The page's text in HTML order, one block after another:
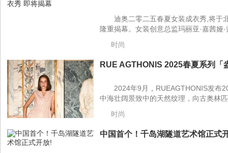
迪奥二零二五春夏女装成衣秀,将于
隆重揭幕。女装创意总监玛丽亚·嘉茜娅
时尚
RUE AGTHONIS 2025春夏系列「
2024年9月，RUEAGTHONIS发布
中海壮阔景致中的天然纹理，向古奥林
时尚
中国首个！千岛湖隧道艺术馆正式